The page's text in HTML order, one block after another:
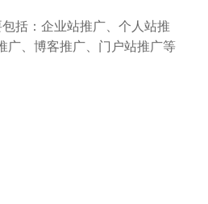
括：企业站推广、个人站推
广、博客推广、门户站推广等